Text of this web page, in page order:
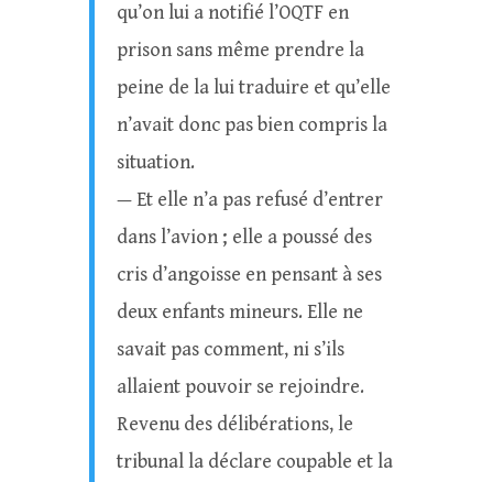
qu’on lui a notifié l’OQTF en
prison sans même prendre la
peine de la lui traduire et qu’elle
n’avait donc pas bien compris la
situation.
— Et elle n’a pas refusé d’entrer
dans l’avion ; elle a poussé des
cris d’angoisse en pensant à ses
deux enfants mineurs. Elle ne
savait pas comment, ni s’ils
allaient pouvoir se rejoindre.
Revenu des délibérations, le
tribunal la déclare coupable et la